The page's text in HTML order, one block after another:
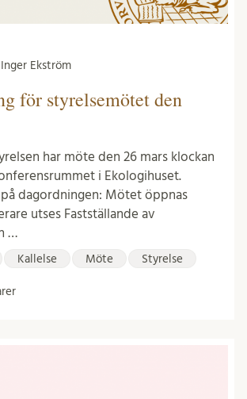
Inger Ekström
för styrelsemötet den
har möte den 26 mars klockan
i Ekologihuset.
på dagordningen: Mötet öppnas
utses Fastställande av
…
Kallelse Möte Styrelse